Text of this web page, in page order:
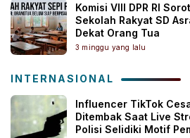
Komisi VIII DPR RI
Sekolah Rakyat SD
Dekat Orang Tua
3 minggu yang lalu
INTERNASIONAL
Influencer TikTok
Ditembak Saat Live
Polisi Selidiki Motif